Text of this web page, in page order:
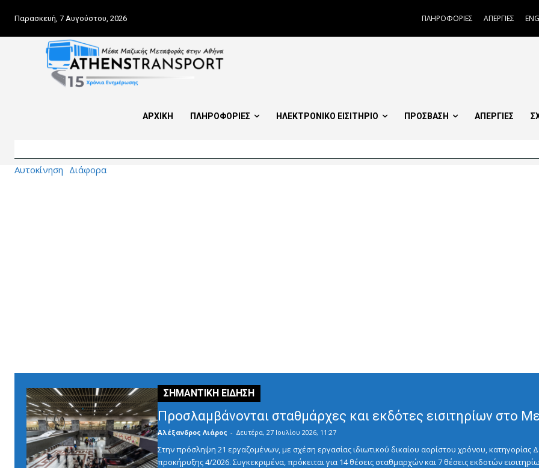
Παρασκευή, 7 Αυγούστου, 2026 ΠΛΗΡΟΦΟΡΙΕΣ ΑΠΕΡΓΙΕΣ
ΑΡΧΙΚΗ ΠΛΗΡΟΦΟΡΙΕΣ ΗΛΕΚΤΡΟΝΙΚΟ ΕΙΣΙΤΗΡΙΟ ΠΡΟΣΒΑΣΗ ΑΠΕΡΓΙΕΣ
Αυτοκίνηση Διάφορα
Προσλαμβάνονται σταθμάρχες και εκδότες εισιτηρίων στο
Αλέξανδρος Λιάρος - Δευτέρα, 27 Ιουλίου 2026, 11:27
Στην πρόσληψη 21 εργαζομένων, με σχέση εργασίας ιδιωτικού δικαίου αορίστου χρόνου,
προκήρυξης 4/2026. Συγκεκριμένα, πρόκειται για 14 θέσεις σταθμαρχών και 7 θέσεις εκδοτών